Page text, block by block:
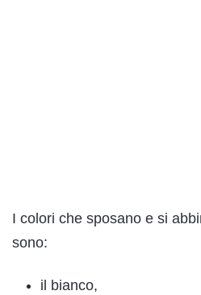
I colori che sposano e si
sono:
il bianco,